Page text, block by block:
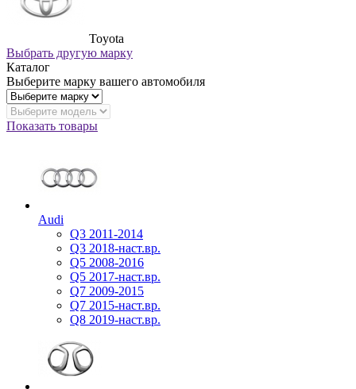
Toyota
Выбрать другую марку
Каталог
Выберите марку вашего автомобиля
Показать товары
Audi
Q3 2011-2014
Q3 2018-наст.вр.
Q5 2008-2016
Q5 2017-наст.вр.
Q7 2009-2015
Q7 2015-наст.вр.
Q8 2019-наст.вр.